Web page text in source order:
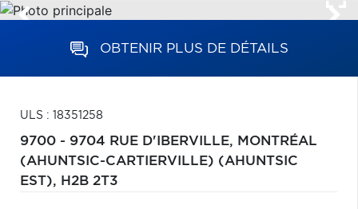
OBTENIR PLUS DE DÉTAILS
ULS : 18351258
9700 - 9704 RUE D'IBERVILLE, MONTRÉAL
(AHUNTSIC-CARTIERVILLE) (AHUNTSIC
EST), H2B 2T3